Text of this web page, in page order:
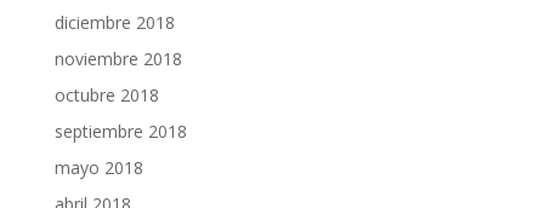
diciembre 2018
noviembre 2018
octubre 2018
septiembre 2018
mayo 2018